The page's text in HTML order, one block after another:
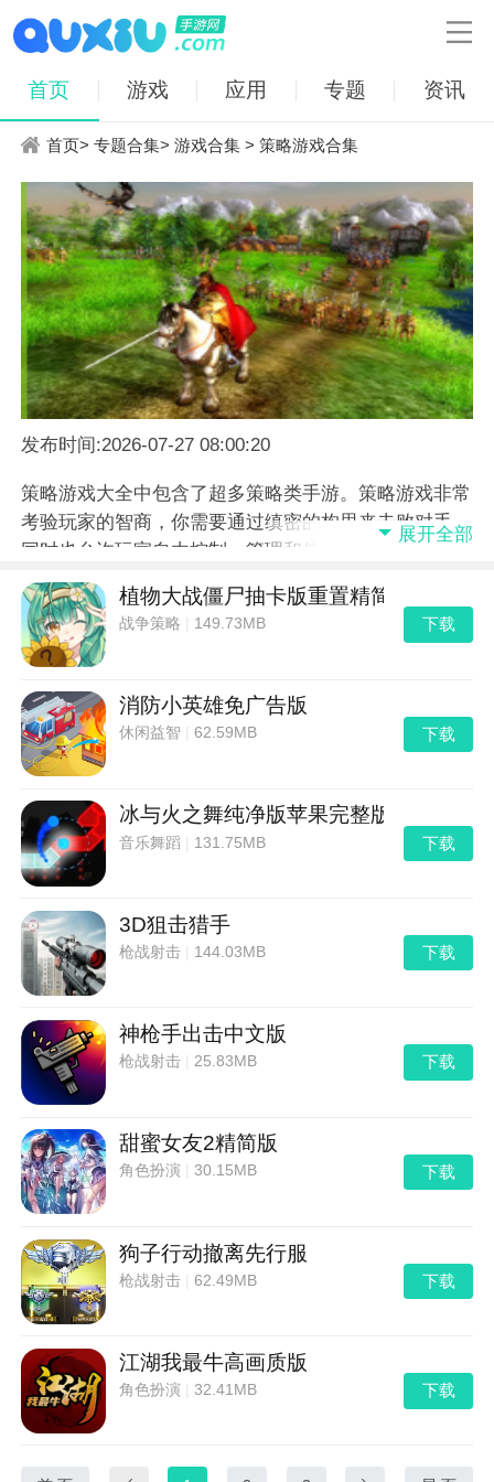

首页 游戏 应用 专题 资讯
首页>专题合集>游戏合集 > 策略游戏合集
发布时间:2026-07-27 08:00:20
策略游戏大全中包含了超多策略类手游。策略游戏非常
考验玩家的智商，你需要通过缜密的构思来击败对手，
同时也允许玩家自由控制、管理和使用游戏中的人物，
至于能否取得胜利就要靠你自己啦！
展开全部
植物大战僵尸抽卡版重置精简版
战争策略 149.73MB 下载
消防小英雄免广告版
休闲益智 |62.59MB 下载
冰与火之舞纯净版苹果完整版
音乐舞蹈 131.75MB 下载
3D狙击猎手
枪战射击 144.03MB 下载
神枪手出击中文版
枪战射击 |25.83MB 下载
甜蜜女友2精简版
角色扮演 |30.15MB 下载
狗子行动撤离先行服
枪战射击 |62.49MB 下载
江湖我最牛高画质版
角色扮演 |32.41MB 下载